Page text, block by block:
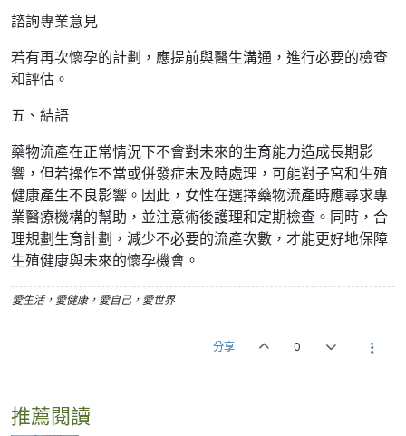
諮詢專業意見
若有再次懷孕的計劃，應提前與醫生溝通，進行必要的檢查
和評估。
五、結語
藥物流產在正常情況下不會對未來的生育能力造成長期影
響，但若操作不當或併發症未及時處理，可能對子宮和生殖
健康產生不良影響。因此，女性在選擇藥物流產時應尋求專
業醫療機構的幫助，並注意術後護理和定期檢查。同時，合
理規劃生育計劃，減少不必要的流產次數，才能更好地保障
生殖健康與未來的懷孕機會。
愛生活，愛健康，愛自己，愛世界
分享 0
推薦閱讀